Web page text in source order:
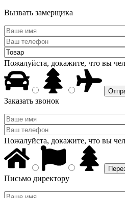
Вызвать замерщика
Пожалуйста, докажите, что вы
Заказать звонок
Пожалуйста, докажите, что вы
Письмо директору